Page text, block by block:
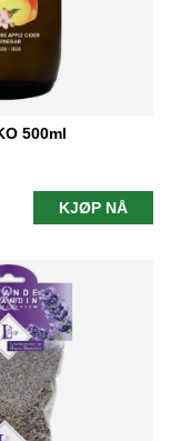
500ml
KJØP NÅ